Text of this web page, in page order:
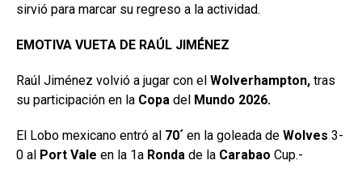
sirvió para marcar su regreso a la actividad.
EMOTIVA VUETA DE RAÚL JIMÉNEZ
Raúl Jiménez volvió a jugar con el Wolverhampton, tras
su participación en la Copa del Mundo 2026.
El Lobo mexicano entró al 70´ en la goleada de Wolves 3-
0 al Port Vale en la 1a Ronda de la Carabao Cup.-